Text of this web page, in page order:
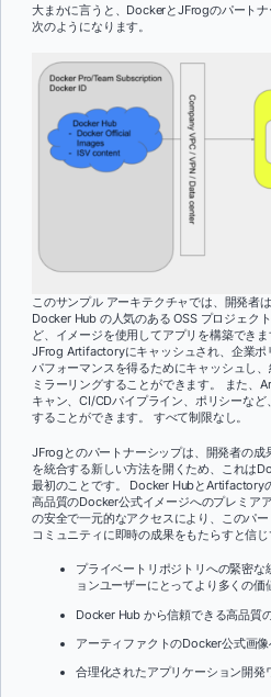
大まかに言うと、DockerとJFrogのパート
次のようになります。
このサンプル アーキテクチャでは、開発者
Docker Hub の人気のある OSS プロジェク
ど、イメージを使用してアプリを構築でき
JFrog Artifactoryにキャッシュされ、企業ポ
パフォーマンスを得るためにキャッシュし
ミラーリングすることができます。 また、
キャン、CI/CDパイプライン、ポリシーな
することができます。 すべて制限なし。
JFrogとのパートナーシップは、開発者の
を統合する新しい方法を開くため、これは
最初のことです。 Docker HubとArtifactory
高品質のDocker公式イメージへのプレミア
の安全で一元的なアクセスにより、このパ
コミュニティに即時の成果をもたらすと信じ
プライベートリポジトリへの緊密
ョンユーザーにとってより多くの価
Docker Hub から信頼できる高品質
アーティファクトのDocker公式画
合理化されたアプリケーション開発